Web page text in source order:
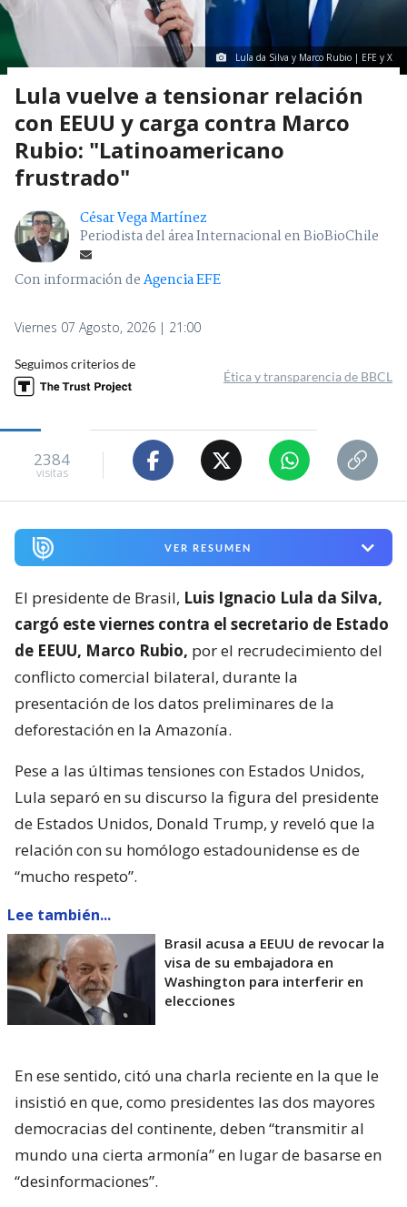
Lula da Silva y Marco Rubio | EFE y X
Lula vuelve a tensionar relación
con EEUU y carga contra Marco
Rubio: "Latinoamericano
frustrado"
César Vega Martínez
Periodista del área Internacional en BioBioChile
Con información deAgencia EFE
Viernes 07 Agosto, 2026 | 21:00
Seguimos criterios de
Ética y transparencia de BBCL
2384
visitas
VER RESUMEN
El presidente de Brasil, Luis Ignacio Lula da Silva,
cargó este viernes contra el secretario de Estado
de EEUU, Marco Rubio, por el recrudecimiento del
conflicto comercial bilateral, durante la
presentación de los datos preliminares de la
deforestación en la Amazonía.
Pese a las últimas tensiones con Estados Unidos,
Lula separó en su discurso la figura del presidente
de Estados Unidos, Donald Trump, y reveló que la
relación con su homólogo estadounidense es de
“mucho respeto”.
Lee también...
Brasil acusa a EEUU de revocar la
visa de su embajadora en
Washington para interferir en
elecciones
En ese sentido, citó una charla reciente en la que le
insistió en que, como presidentes las dos mayores
democracias del continente, deben “transmitir al
mundo una cierta armonía” en lugar de basarse en
“desinformaciones”.